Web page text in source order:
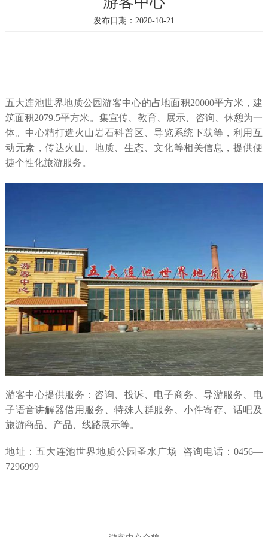
发布日期：2020-10-21
五大连池世界地质公园游客中心的占地面积20000平方米，建
筑面积2079.5平方米。集宣传、教育、展示、咨询、休憩为一
体。中心精打造火山岩石科普区、导览系统下载等，利用互
动元素，传达火山、地质、生态、文化等相关信息，提供便
捷个性化旅游服务。
游客中心提供服务：咨询、投诉、电子商务、导游服务、电
子语音讲解器借用服务、特殊人群服务、小件寄存、话吧及
旅游商品、产品、线路展示等。
地址：五大连池世界地质公园圣水广场 咨询电话：0456—
7296999